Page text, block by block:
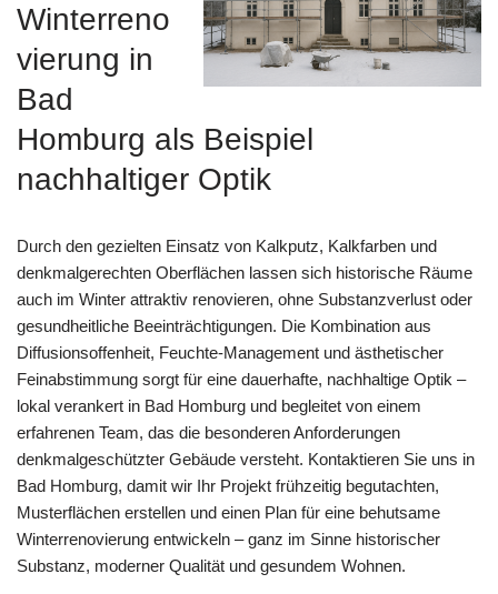
Winterreno
vierung in
Bad
Homburg als Beispiel
nachhaltiger Optik
Durch den gezielten Einsatz von Kalkputz, Kalkfarben und
denkmalgerechten Oberflächen lassen sich historische Räume
auch im Winter attraktiv renovieren, ohne Substanzverlust oder
gesundheitliche Beeinträchtigungen. Die Kombination aus
Diffusionsoffenheit, Feuchte-Management und ästhetischer
Feinabstimmung sorgt für eine dauerhafte, nachhaltige Optik –
lokal verankert in Bad Homburg und begleitet von einem
erfahrenen Team, das die besonderen Anforderungen
denkmalgeschützter Gebäude versteht. Kontaktieren Sie uns in
Bad Homburg, damit wir Ihr Projekt frühzeitig begutachten,
Musterflächen erstellen und einen Plan für eine behutsame
Winterrenovierung entwickeln – ganz im Sinne historischer
Substanz, moderner Qualität und gesundem Wohnen.